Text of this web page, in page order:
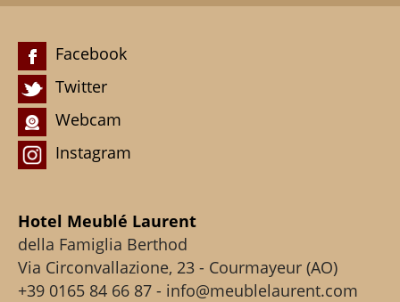
Facebook
Twitter
Webcam
Instagram
Hotel Meublé Laurent
della Famiglia Berthod
Via Circonvallazione, 23 - Courmayeur (AO)
+39 0165 84 66 87 - info@meublelaurent.com